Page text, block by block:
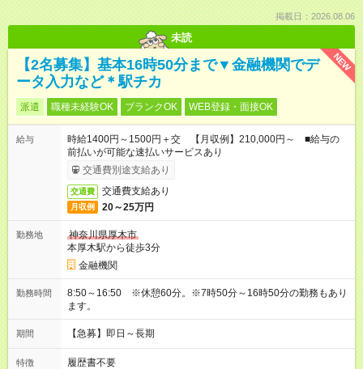
掲載日：2026.08.06
未読
NEW
【2名募集】基本16時50分まで▼金融機関でデ
ータ入力など＊駅チカ
派遣 職種未経験OK ブランクOK WEB登録・面接OK
給与
時給1400円～1500円＋交 【月収例】210,000円～ ■給与の
前払いが可能な速払いサービスあり
交通費別途支給あり
交通費 交通費支給あり
月収例 20～25万円
勤務地
神奈川県厚木市
本厚木駅から徒歩3分
金融機関
勤務時間
8:50～16:50 ※休憩60分。※7時50分～16時50分の勤務もあり
ます。
期間 【急募】即日～長期
特徴 履歴書不要